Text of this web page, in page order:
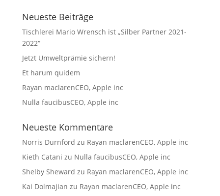
Neueste Beiträge
Tischlerei Mario Wrensch ist „Silber Partner 2021-
2022“
Jetzt Umweltprämie sichern!
Et harum quidem
Rayan maclarenCEO, Apple inc
Nulla faucibusCEO, Apple inc
Neueste Kommentare
Norris Durnford zu Rayan maclarenCEO, Apple inc
Kieth Catani zu Nulla faucibusCEO, Apple inc
Shelby Sheward zu Rayan maclarenCEO, Apple inc
Kai Dolmajian zu Rayan maclarenCEO, Apple inc